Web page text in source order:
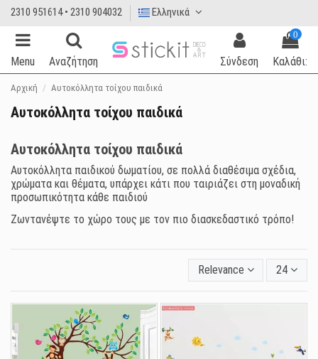
2310 951614 • 2310 904032 Ελληνικά
Menu Αναζήτηση Σύνδεση
0
Καλάθι:
Αρχική Αυτοκόλλητα τοίχου παιδικά
Αυτοκόλλητα τοίχου παιδικά
Αυτοκόλλητα τοίχου παιδικά
Αυτοκόλλητα παιδικού δωματίου, σε πολλά διαθέσιμα σχέδια,
χρώματα και θέματα, υπάρχει κάτι που ταιριάζει στη μοναδική
προσωπικότητα κάθε παιδιού
Ζωντανέψτε το χώρο τους με τον πιο διασκεδαστικό τρόπο!
Relevance 24